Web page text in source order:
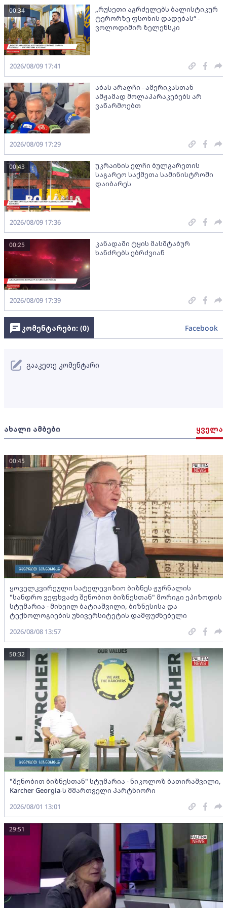
„რუსეთი აგრძელებს ბალისტიკურ
ტერორზე ფსონის დადებას“ -
ვოლოდიმირ ზელენსკი
00:34
2026/08/09 17:41
აბას არაღჩი - ამერიკასთან
ამჟამად მოლაპარაკებებს არ
ვაწარმოებთ
2026/08/09 17:29
უკრაინის ელჩი ბულგარეთის
საგარეო საქმეთა სამინისტროში
დაიბარეს
00:43
2026/08/09 17:36
კანადაში ტყის მასშტაბურ
ხანძრებს ებრძვიან
00:25
2026/08/09 17:39
ახალი ამბები ყველა
ყოველკვირეული სატელევიზიო ბიზნეს ჟურნალის
"სანდრო ვეფხვაძე შენობით ბიზნესთან" მორიგი ეპიზოდის
სტუმარია - მიხეილ ბატიაშვილი, ბიზნესისა და
ტექნოლოგიების უნივერსიტეტის დამფუძნებელი
00:45
2026/08/08 13:57
"შენობით ბიზნესთან" სტუმარია - ნიკოლოზ ბათირაშვილი,
Karcher Georgia-ს მმართველი პარტნიორი
50:32
2026/08/01 13:01
29:51
კომენტარები: (0) Facebook
გააკეთე კომენტარი